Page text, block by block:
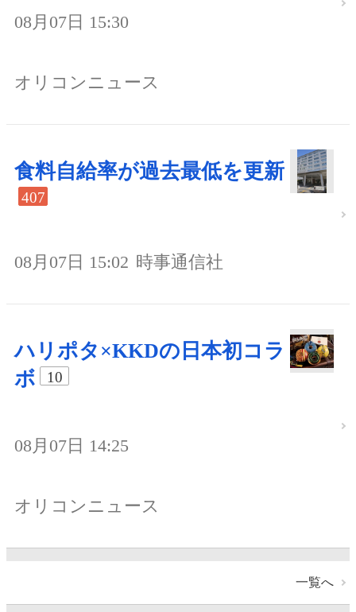
08月07日 15:30
オリコンニュース
食料自給率が過去最低を更新
407
08月07日 15:02 時事通信社
ハリポタ×KKDの日本初コラ
ボ
10
08月07日 14:25
オリコンニュース
一覧へ